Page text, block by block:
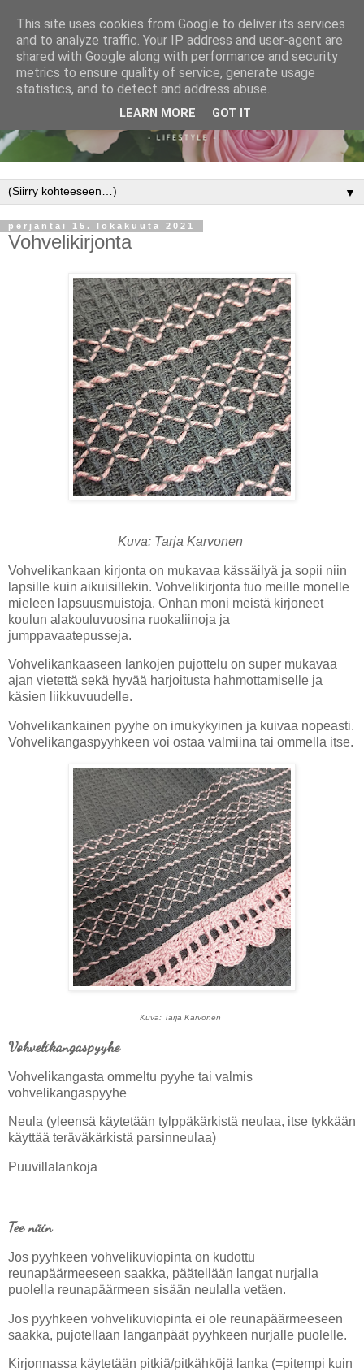
▼
perjantai 15. lokakuuta 2021
Vohvelikirjonta
Kuva: Tarja Karvonen
Vohvelikankaan kirjonta on mukavaa kässäilyä ja sopii niin
lapsille kuin aikuisillekin. Vohvelikirjonta tuo meille monelle
mieleen lapsuusmuistoja. Onhan moni meistä kirjoneet
koulun alakouluvuosina ruokaliinoja ja
jumppavaatepusseja.
Vohvelikankaaseen lankojen pujottelu on super mukavaa
ajan vietettä sekä hyvää harjoitusta hahmottamiselle ja
käsien liikkuvuudelle.
Vohvelikankainen pyyhe on imukykyinen ja kuivaa nopeasti.
Vohvelikangaspyyhkeen voi ostaa valmiina tai ommella itse.
Kuva: Tarja Karvonen
Vohvelikangaspyyhe
Vohvelikangasta ommeltu pyyhe tai valmis
vohvelikangaspyyhe
Neula (yleensä käytetään tylppäkärkistä neulaa, itse tykkään
käyttää teräväkärkistä parsinneulaa)
Puuvillalankoja
Tee näin
Jos pyyhkeen vohvelikuviopinta on kudottu
reunapäärmeeseen saakka, päätellään langat nurjalla
puolella reunapäärmeen sisään neulalla vetäen.
Jos pyyhkeen vohvelikuviopinta ei ole reunapäärmeeseen
saakka, pujotellaan langanpäät pyyhkeen nurjalle puolelle.
Kirjonnassa käytetään pitkiä/pitkähköjä lanka (=pitempi kuin
This site uses cookies from Google to deliver its services
and to analyze traffic. Your IP address and user-agent are
shared with Google along with performance and security
metrics to ensure quality of service, generate usage
statistics, and to detect and address abuse.
LEARN MORE GOT IT